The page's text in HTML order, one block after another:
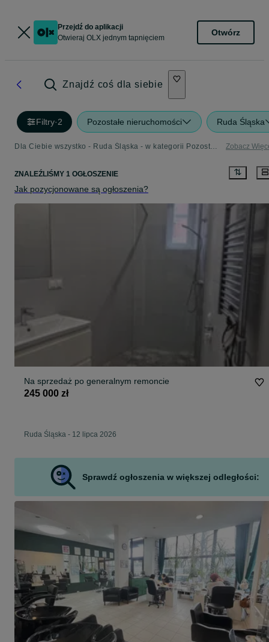
Przejdź do aplikacji
Otwieraj OLX jednym tapnięciem
Otwórz
Znajdź coś dla siebie
Filtry·2 Pozostałe nieruchomości Ruda Śląska
Dla Ciebie wszystko - Ruda Śląska - w kategorii Pozostałe nieruchomości Zobacz
ZNALEŹLIŚMY 1 OGŁOSZENIE
Jak pozycjonowane są ogłoszenia?
Na sprzedaż po generalnym remoncie
245 000 zł
Ruda Śląska - 12 lipca 2026
Sprawdź ogłoszenia w większej odległości: